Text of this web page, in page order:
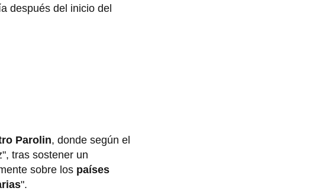
después del inicio del
Parolin, donde según el
tras sostener un
sobre los países
".